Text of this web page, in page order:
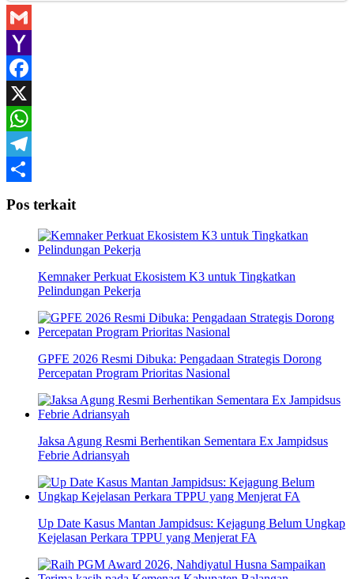
Gmail
Yahoo
Mail
Facebook
X
WhatsApp
Telegram
Pos terkait
Kemnaker Perkuat Ekosistem K3 untuk Tingkatkan
Pelindungan Pekerja
GPFE 2026 Resmi Dibuka: Pengadaan Strategis Dorong
Percepatan Program Prioritas Nasional
Jaksa Agung Resmi Berhentikan Sementara Ex Jampidsus
Febrie Adriansyah
Up Date Kasus Mantan Jampidsus: Kejagung Belum Ungkap
Kejelasan Perkara TPPU yang Menjerat FA